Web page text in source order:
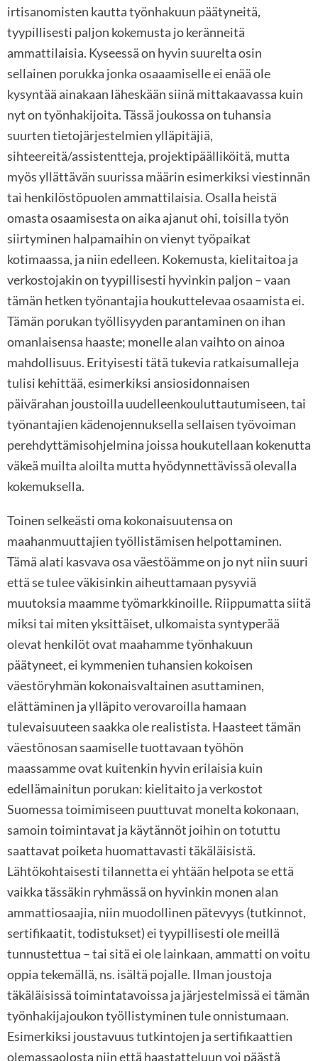
irtisanomisten kautta työnhakuun päätyneitä,
tyypillisesti paljon kokemusta jo keränneitä
ammattilaisia. Kyseessä on hyvin suurelta osin
sellainen porukka jonka osaaamiselle ei enää ole
kysyntää ainakaan läheskään siinä mittakaavassa kuin
nyt on työnhakijoita. Tässä joukossa on tuhansia
suurten tietojärjestelmien ylläpitäjiä,
sihteereitä/assistentteja, projektipäälliköitä, mutta
myös yllättävän suurissa määrin esimerkiksi viestinnän
tai henkilöstöpuolen ammattilaisia. Osalla heistä
omasta osaamisesta on aika ajanut ohi, toisilla työn
siirtyminen halpamaihin on vienyt työpaikat
kotimaassa, ja niin edelleen. Kokemusta, kielitaitoa ja
verkostojakin on tyypillisesti hyvinkin paljon – vaan
tämän hetken työnantajia houkuttelevaa osaamista ei.
Tämän porukan työllisyyden parantaminen on ihan
omanlaisensa haaste; monelle alan vaihto on ainoa
mahdollisuus. Erityisesti tätä tukevia ratkaisumalleja
tulisi kehittää, esimerkiksi ansiosidonnaisen
päivärahan joustoilla uudelleenkouluttautumiseen, tai
työnantajien kädenojennuksella sellaisen työvoiman
perehdyttämisohjelmina joissa houkutellaan kokenutta
väkeä muilta aloilta mutta hyödynnettävissä olevalla
kokemuksella.
Toinen selkeästi oma kokonaisuutensa on
maahanmuuttajien työllistämisen helpottaminen.
Tämä alati kasvava osa väestöämme on jo nyt niin suuri
että se tulee väkisinkin aiheuttamaan pysyviä
muutoksia maamme työmarkkinoille. Riippumatta siitä
miksi tai miten yksittäiset, ulkomaista syntyperää
olevat henkilöt ovat maahamme työnhakuun
päätyneet, ei kymmenien tuhansien kokoisen
väestöryhmän kokonaisvaltainen asuttaminen,
elättäminen ja ylläpito verovaroilla hamaan
tulevaisuuteen saakka ole realistista. Haasteet tämän
väestönosan saamiselle tuottavaan työhön
maassamme ovat kuitenkin hyvin erilaisia kuin
edellämainitun porukan: kielitaito ja verkostot
Suomessa toimimiseen puuttuvat monelta kokonaan,
samoin toimintavat ja käytännöt joihin on totuttu
saattavat poiketa huomattavasti täkäläisistä.
Lähtökohtaisesti tilannetta ei yhtään helpota se että
vaikka tässäkin ryhmässä on hyvinkin monen alan
ammattiosaajia, niin muodollinen pätevyys (tutkinnot,
sertifikaatit, todistukset) ei tyypillisesti ole meillä
tunnustettua – tai sitä ei ole lainkaan, ammatti on voitu
oppia tekemällä, ns. isältä pojalle. Ilman joustoja
täkäläisissä toimintatavoissa ja järjestelmissä ei tämän
työnhakijajoukon työllistyminen tule onnistumaan.
Esimerkiksi joustavuus tutkintojen ja sertifikaattien
olemassaolosta niin että haastatteluun voi päästä